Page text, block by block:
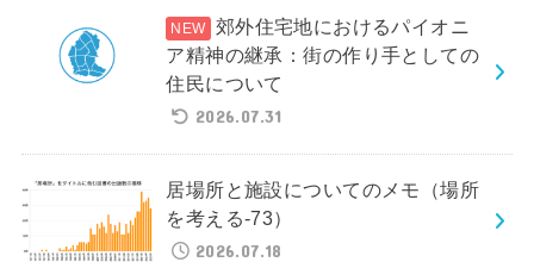
郊外住宅地におけるパイオニ
ア精神の継承：街の作り手としての
住民について
2026.07.31
居場所と施設についてのメモ（場所
を考える-73）
2026.07.18